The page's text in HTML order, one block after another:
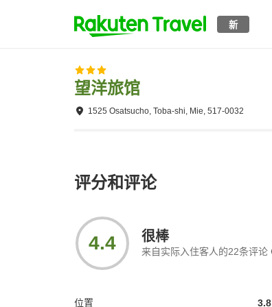
新
望洋旅馆
1525 Osatsucho, Toba-shi, Mie, 517-0032
评分和评论
4.4 很棒
来自实际入住客人的22条评论
位置 3.8